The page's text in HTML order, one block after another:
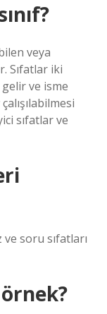
veya
Sıfatlar iki
gelir ve isme
sıfatlar ve
soru sıfatları